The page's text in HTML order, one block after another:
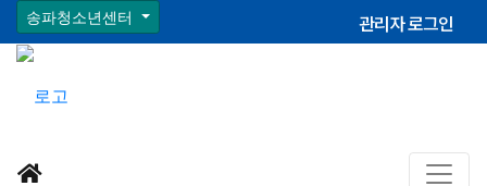
송파청소년센터 관리자 로그인